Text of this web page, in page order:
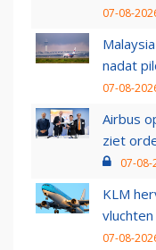
07-08-
nadat
07-08-
Airbus
ziet
07-08-
KLM
07-08-